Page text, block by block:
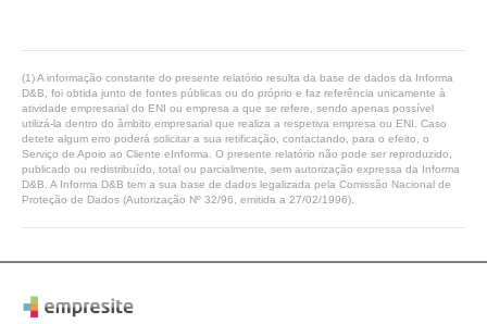
(1) A informação constante do presente relatório resulta da base de dados da Informa
D&B, foi obtida junto de fontes públicas ou do próprio e faz referência unicamente à
atividade empresarial do ENI ou empresa a que se refere, sendo apenas possível
utilizá-la dentro do âmbito empresarial que realiza a respetiva empresa ou ENI. Caso
detete algum erro poderá solicitar a sua retificação, contactando, para o efeito, o
Serviço de Apoio ao Cliente eInforma. O presente relatório não pode ser reproduzido,
publicado ou redistribuído, total ou parcialmente, sem autorização expressa da Informa
D&B. A Informa D&B tem a sua base de dados legalizada pela Comissão Nacional de
Proteção de Dados (Autorização Nº 32/96, emitida a 27/02/1996).